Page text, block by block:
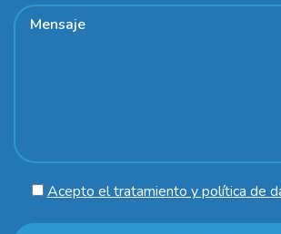
Acepto el tratamiento y política de